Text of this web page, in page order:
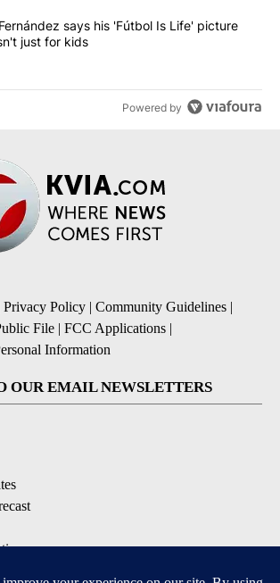
"Cristo Fernández says his 'Fútbol Is
says his 'Fútbol Is Life' picture
just for kids
Powered by
Privacy Policy | Community Guidelines |
File | FCC Applications |
Information
OUR EMAIL NEWSLETTERS